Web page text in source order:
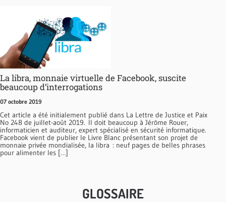
La libra, monnaie virtuelle de Facebook, suscite
beaucoup d’interrogations
07 octobre 2019
Cet article a été initialement publié dans La Lettre de Justice et Paix
No 248 de juillet-août 2019. Il doit beaucoup à Jérôme Rouer,
informaticien et auditeur, expert spécialisé en sécurité informatique.
Facebook vient de publier le Livre Blanc présentant son projet de
monnaie privée mondialisée, la libra : neuf pages de belles phrases
pour alimenter les […]
GLOSSAIRE